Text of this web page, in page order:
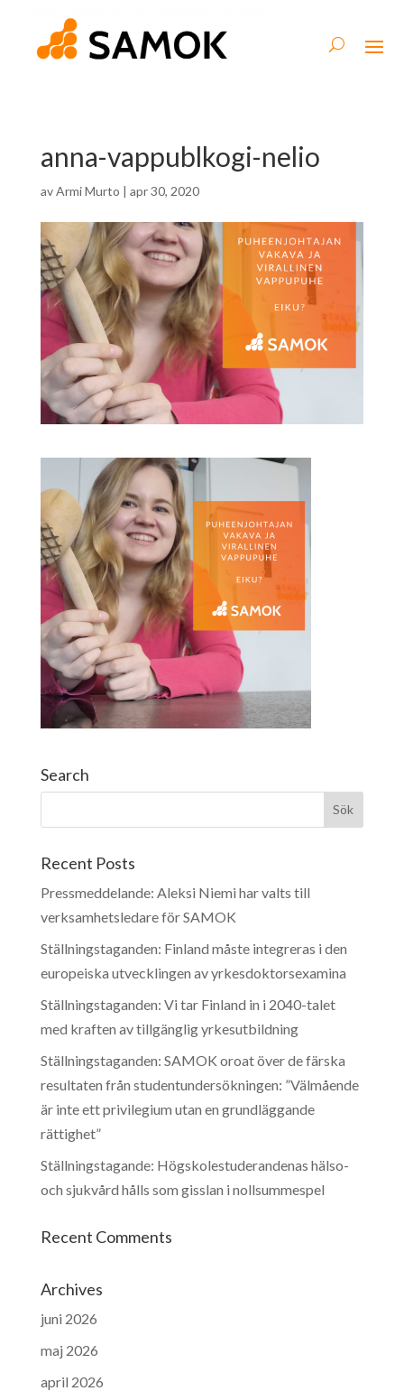
anna-vappublkogi-nelio
avArmi Murto | apr 30, 2020
Search
Recent Posts
Pressmeddelande: Aleksi Niemi har valts till
verksamhetsledare för SAMOK
Ställningstaganden: Finland måste integreras i den
europeiska utvecklingen av yrkesdoktorsexamina
Ställningstaganden: Vi tar Finland in i 2040-talet
med kraften av tillgänglig yrkesutbildning
Ställningstaganden: SAMOK oroat över de färska
resultaten från studentundersökningen: ”Välmående
är inte ett privilegium utan en grundläggande
rättighet”
Ställningstagande: Högskolestuderandenas hälso-
och sjukvård hålls som gisslan i nollsummespel
Recent Comments
Archives
juni 2026
maj 2026
april 2026